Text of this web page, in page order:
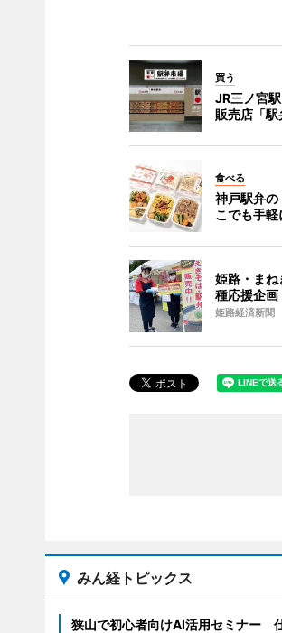
買う
JR三ノ宮
販売店「駅
食べる
神戸駅弁の
こでも手
姫路・ま
種応援企画
姫路経済新聞
みん経トピックス
狭山で初心者向けAI活用セミナー